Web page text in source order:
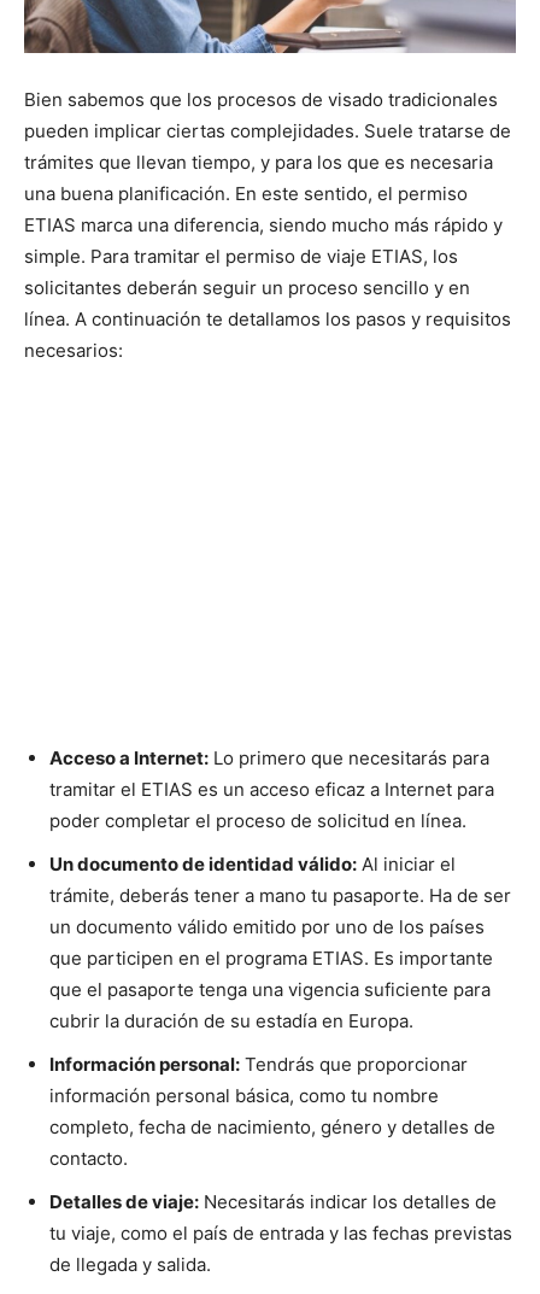
Bien sabemos que los procesos de visado tradicionales
pueden implicar ciertas complejidades. Suele tratarse de
trámites que llevan tiempo, y para los que es necesaria
una buena planificación. En este sentido, el permiso
ETIAS marca una diferencia, siendo mucho más rápido y
simple. Para tramitar el permiso de viaje ETIAS, los
solicitantes deberán seguir un proceso sencillo y en
línea. A continuación te detallamos los pasos y requisitos
necesarios:
Acceso a Internet: Lo primero que necesitarás para
tramitar el ETIAS es un acceso eficaz a Internet para
poder completar el proceso de solicitud en línea.
Un documento de identidad válido: Al iniciar el
trámite, deberás tener a mano tu pasaporte. Ha de ser
un documento válido emitido por uno de los países
que participen en el programa ETIAS. Es importante
que el pasaporte tenga una vigencia suficiente para
cubrir la duración de su estadía en Europa.
Información personal: Tendrás que proporcionar
información personal básica, como tu nombre
completo, fecha de nacimiento, género y detalles de
contacto.
Detalles de viaje: Necesitarás indicar los detalles de
tu viaje, como el país de entrada y las fechas previstas
de llegada y salida.